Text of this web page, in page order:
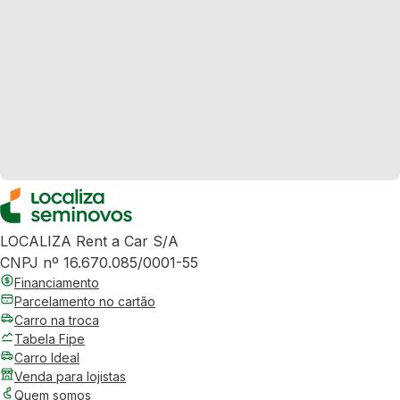
LOCALIZA Rent a Car S/A
CNPJ nº 16.670.085/0001-55
Financiamento
Parcelamento no cartão
Carro na troca
Tabela Fipe
Carro Ideal
Venda para lojistas
Quem somos